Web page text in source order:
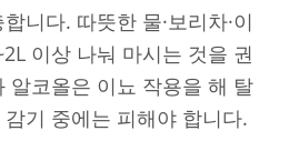
니다. 따뜻한 물·보리차·이
이상 나눠 마시는 것을 권
알코올은 이뇨 작용을 해 탈
기 중에는 피해야 합니다.